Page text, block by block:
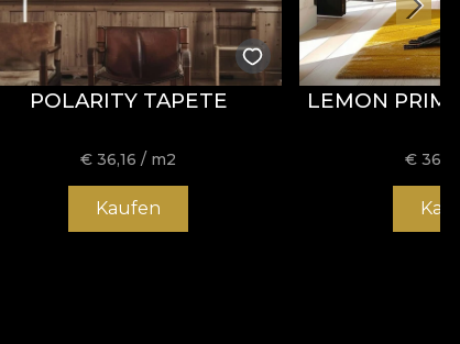
POLARITY TAPETE
€36,16 / m2
Kaufen
LEMON
€